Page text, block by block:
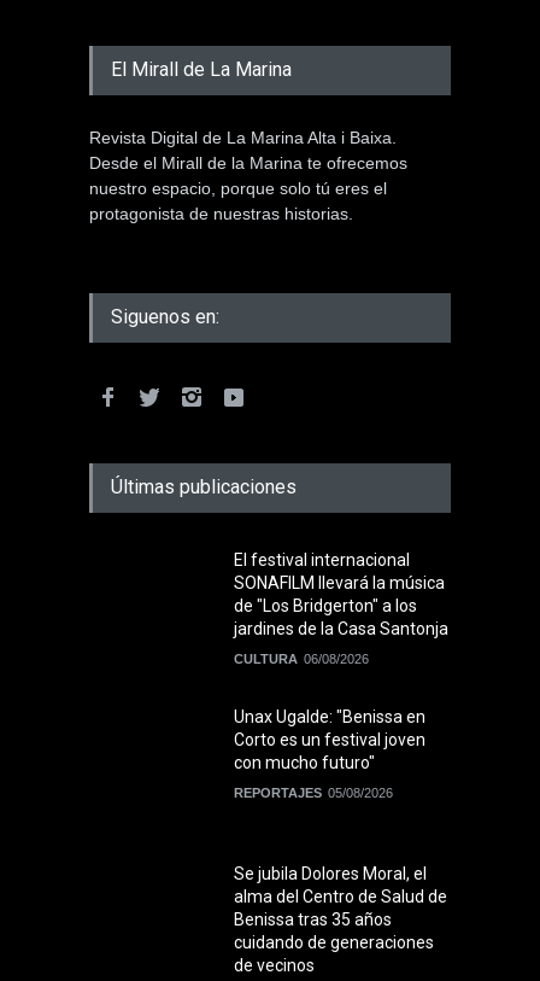
El Mirall de La Marina
Revista Digital de La Marina Alta i Baixa.
Desde el Mirall de la Marina te ofrecemos
nuestro espacio, porque solo tú eres el
protagonista de nuestras historias.
Siguenos en:
Últimas publicaciones
El festival internacional
SONAFILM llevará la música
de "Los Bridgerton" a los
jardines de la Casa Santonja
CULTURA 06/08/2026
Unax Ugalde: "Benissa en
Corto es un festival joven
con mucho futuro"
REPORTAJES 05/08/2026
Se jubila Dolores Moral, el
alma del Centro de Salud de
Benissa tras 35 años
cuidando de generaciones
de vecinos